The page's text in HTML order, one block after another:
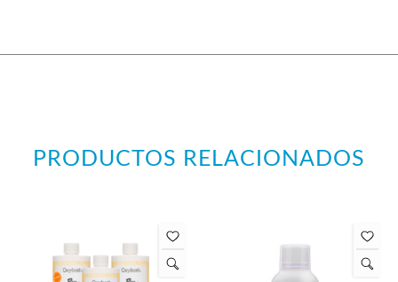
PRODUCTOS RELACIONADOS